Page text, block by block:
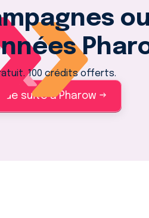
100 crédits offerts.
suite à Pharow →